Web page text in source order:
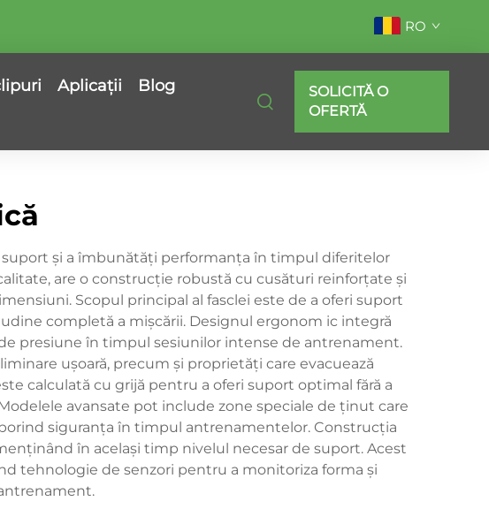
RO
Aplicații
Blog
SOLICITĂ O
OFERTĂ
și a îmbunătăți performanța în timpul diferitelor
are o construcție robustă cu cusături reinforțate și
Scopul principal al fasclei este de a oferi suport
completă a mișcării. Designul ergonom ic integră
presiune în timpul sesiunilor intense de antrenament.
ușoară, precum și proprietăți care evacuează
calculată cu grijă pentru a oferi suport optimal fără a
avansate pot include zone speciale de ținut care
siguranța în timpul antrenamentelor. Construcția
în același timp nivelul necesar de suport. Acest
tehnologie de senzori pentru a monitoriza forma și